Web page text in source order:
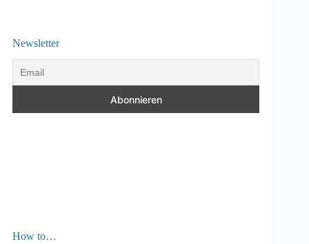
Newsletter
How to…